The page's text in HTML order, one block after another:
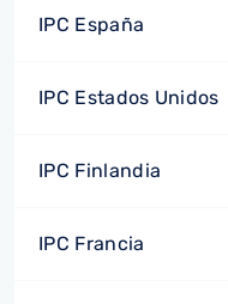
IPC España
IPC Estados Unidos
IPC Finlandia
IPC Francia